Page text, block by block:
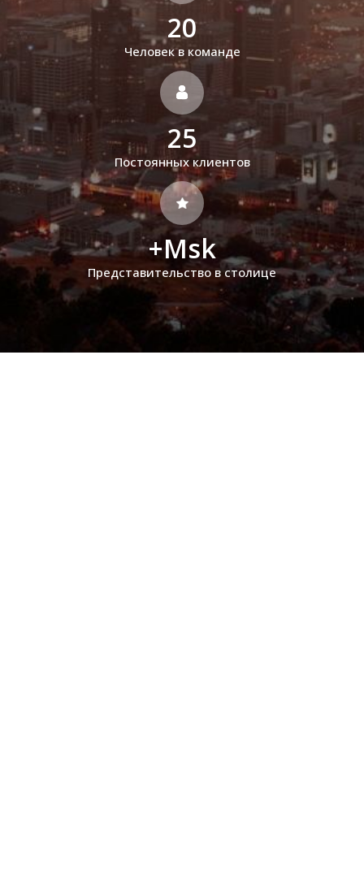
20
Человек в команде
25
Постоянных клиентов
+Msk
Представительство в столице